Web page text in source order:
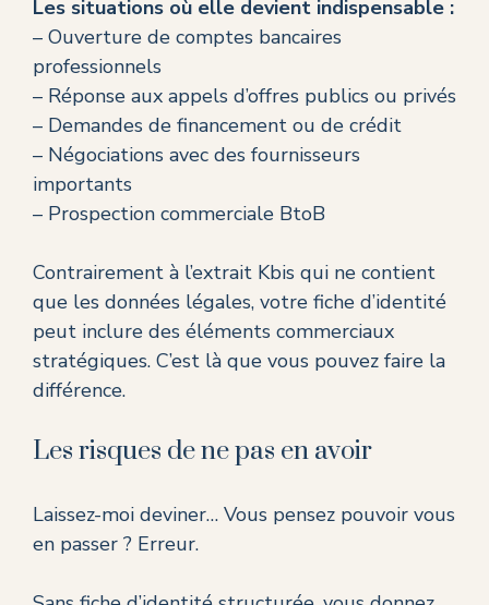
Les situations où elle devient indispensable :
– Ouverture de comptes bancaires
professionnels
– Réponse aux appels d’offres publics ou privés
– Demandes de financement ou de crédit
– Négociations avec des fournisseurs
importants
– Prospection commerciale BtoB
Contrairement à l’extrait Kbis qui ne contient
que les données légales, votre fiche d’identité
peut inclure des éléments commerciaux
stratégiques. C’est là que vous pouvez faire la
différence.
Les risques de ne pas en avoir
Laissez-moi deviner… Vous pensez pouvoir vous
en passer ? Erreur.